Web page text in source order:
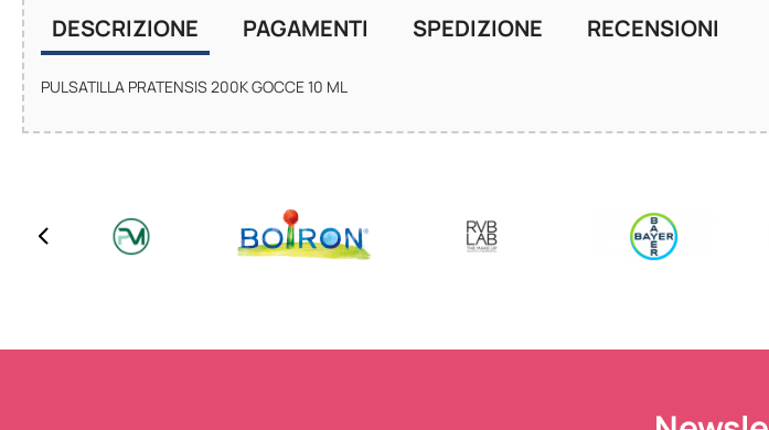
DESCRIZIONE
PULSATILLA PRATENSIS 200K GOCCE 10 ML
PAGAMENTI SPEDIZIONE RECENSIONI